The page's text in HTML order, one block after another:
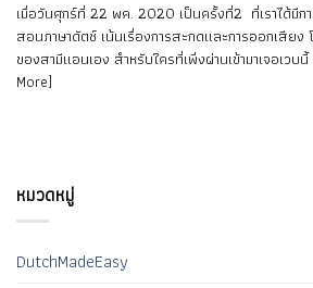
เมื่อวันศุกร์ที่ 22 พค. 2020 เป็นครั้งที่2 ที่เราได้มีก
สอนภาษาดัตช์ เน้นเรื่องการสะกดและการออกเสีย
ของสามีแอนเอง สำหรับใครที่เพิ่งผ่านเข้ามาเจอเวบ
More]
หมวดหมู่
DutchMadeEasy